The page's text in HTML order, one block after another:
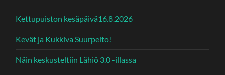
Kettupuiston kesäpäivä16.8.2026
Kevät ja Kukkiva Suurpelto!
Näin keskusteltiin Lähiö 3.0 -illassa